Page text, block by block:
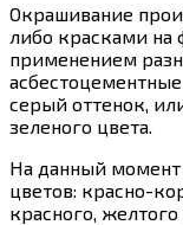
Окрашивание
либо красками на
применением
серый оттенок,
зеленого цвета.
На данный
цветов: красно-
красного,